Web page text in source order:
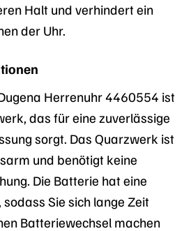
Halt und verhindert ein
der Uhr.
Herrenuhr 4460554 ist
das für eine zuverlässige
sorgt. Das Quarzwerk ist
und benötigt keine
Die Batterie hat eine
Sie sich lange Zeit
Batteriewechsel machen